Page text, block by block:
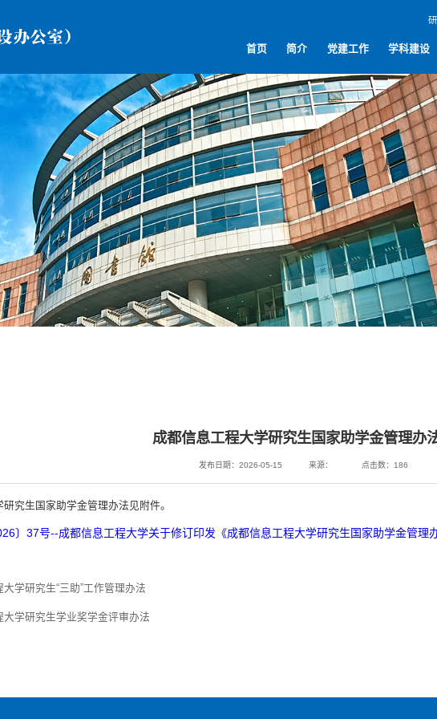
首页 简介 党建工作 学科建设
成都信息工程大学研究生国家助学金管理办
发布日期：2026-05-15 来源： 点击数： 186
究生国家助学金管理办法见附件。
〕37号--成都信息工程大学关于修订印发《成都信息工程大学研究生国家助学金管理
学研究生“三助”工作管理办法
大学研究生学业奖学金评审办法